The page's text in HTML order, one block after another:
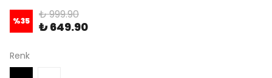
%35 ₺ 999.90
₺ 649.90
Renk